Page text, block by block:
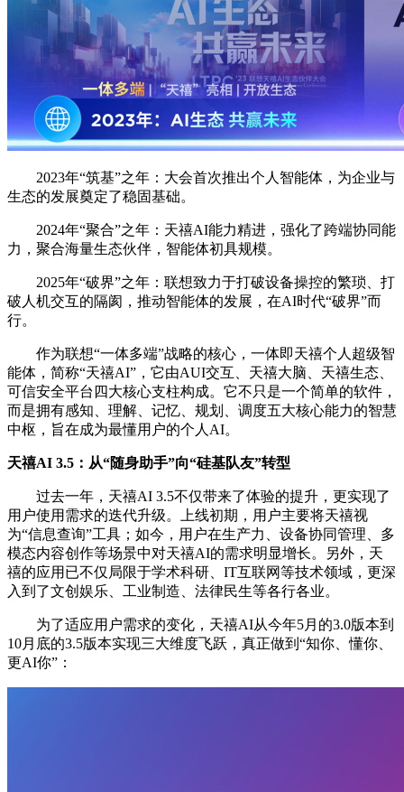
2023年“筑基”之年：大会首次推出个人智能体，为企业与
生态的发展奠定了稳固基础。
2024年“聚合”之年：天禧AI能力精进，强化了跨端协同能
力，聚合海量生态伙伴，智能体初具规模。
2025年“破界”之年：联想致力于打破设备操控的繁琐、打
破人机交互的隔阂，推动智能体的发展，在AI时代“破界”而
行。
作为联想“一体多端”战略的核心，一体即天禧个人超级智
能体，简称“天禧AI”，它由AUI交互、天禧大脑、天禧生态、
可信安全平台四大核心支柱构成。它不只是一个简单的软件，
而是拥有感知、理解、记忆、规划、调度五大核心能力的智慧
中枢，旨在成为最懂用户的个人AI。
天禧AI 3.5：从“随身助手”向“硅基队友”转型
过去一年，天禧AI 3.5不仅带来了体验的提升，更实现了
用户使用需求的迭代升级。上线初期，用户主要将天禧视
为“信息查询”工具；如今，用户在生产力、设备协同管理、多
模态内容创作等场景中对天禧AI的需求明显增长。另外，天
禧的应用已不仅局限于学术科研、IT互联网等技术领域，更深
入到了文创娱乐、工业制造、法律民生等各行各业。
为了适应用户需求的变化，天禧AI从今年5月的3.0版本到
10月底的3.5版本实现三大维度飞跃，真正做到“知你、懂你、
更AI你”：